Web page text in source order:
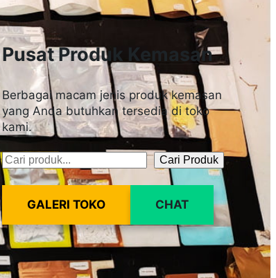
Pusat Produk Kemasan
Berbagai macam jenis produk kemasan
yang Anda butuhkan tersedia di toko
kami.
Pencarian Cari Produk
GALERI TOKO CHAT